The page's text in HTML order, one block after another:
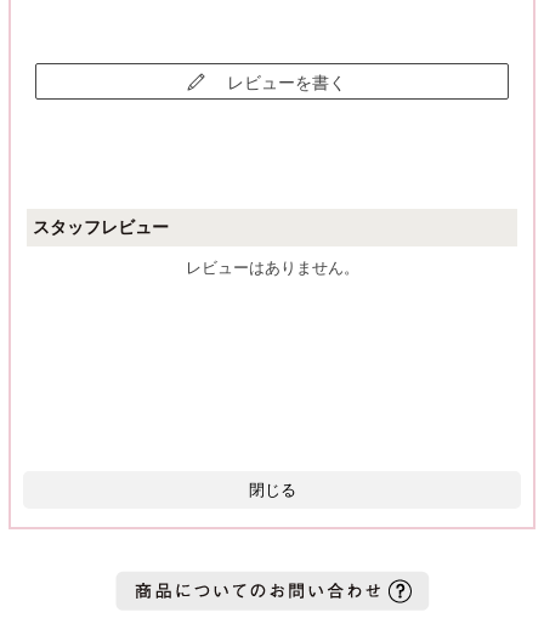
レビューを書く
スタッフレビュー
レビューはありません。
閉じる